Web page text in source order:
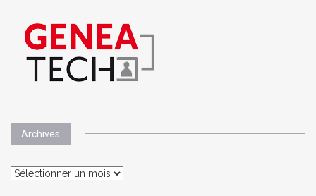
Archives
Archives